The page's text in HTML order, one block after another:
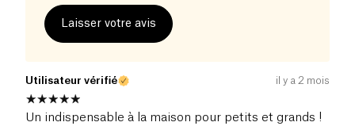
Laisser votre avis
Utilisateur vérifié il y a 2 mois
Un indispensable à la maison pour petits et grands !